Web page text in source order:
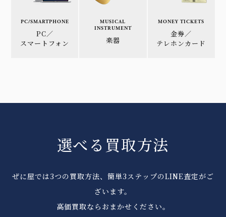
PC/SMARTPHONE
PC／
スマートフォン
MUSICAL
INSTRUMENT
楽器
MONEY TICKETS
金券／
テレホンカード
選べる買取方法
ぜに屋では3つの買取方法、簡単3ステップのLINE査定がご
ざいます。
高価買取ならおまかせください。